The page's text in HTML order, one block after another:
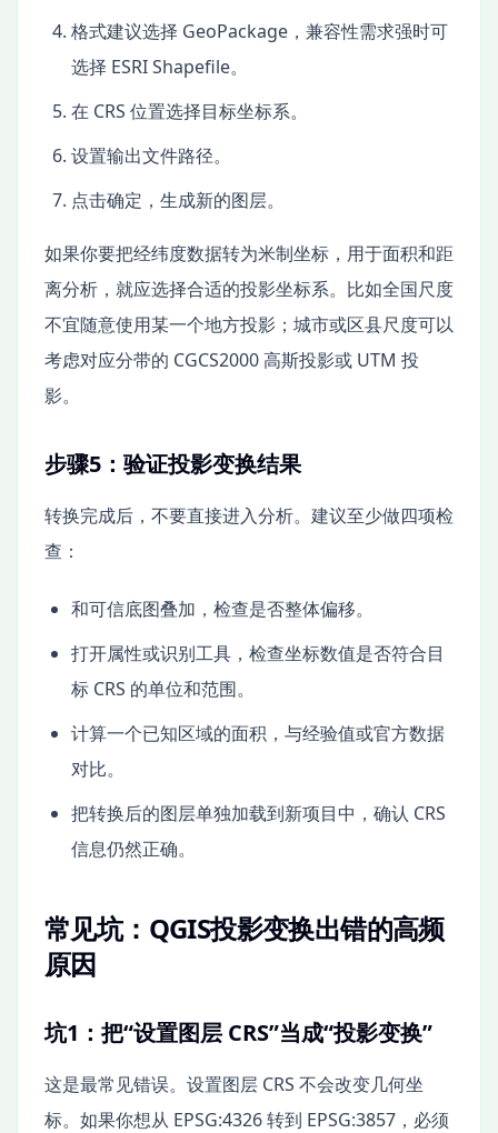
格式建议选择 GeoPackage，兼容性需求强时可
选择 ESRI Shapefile。
在 CRS 位置选择目标坐标系。
设置输出文件路径。
点击确定，生成新的图层。
如果你要把经纬度数据转为米制坐标，用于面积和距
离分析，就应选择合适的投影坐标系。比如全国尺度
不宜随意使用某一个地方投影；城市或区县尺度可以
考虑对应分带的 CGCS2000 高斯投影或 UTM 投
影。
步骤5：验证投影变换结果
转换完成后，不要直接进入分析。建议至少做四项检
查：
和可信底图叠加，检查是否整体偏移。
打开属性或识别工具，检查坐标数值是否符合目
标 CRS 的单位和范围。
计算一个已知区域的面积，与经验值或官方数据
对比。
把转换后的图层单独加载到新项目中，确认 CRS
信息仍然正确。
常见坑：QGIS投影变换出错的高频
原因
坑1：把“设置图层 CRS”当成“投影变换”
这是最常见错误。设置图层 CRS 不会改变几何坐
标。如果你想从 EPSG:4326 转到 EPSG:3857，必须